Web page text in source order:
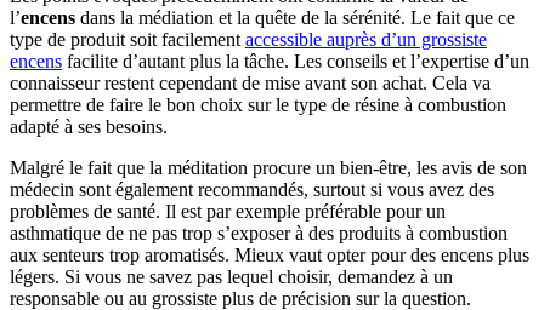
l’encens dans la médiation et la quête de la sérénité. Le fait que ce
type de produit soit facilement accessible auprès d’un grossiste
encens facilite d’autant plus la tâche. Les conseils et l’expertise d’un
connaisseur restent cependant de mise avant son achat. Cela va
permettre de faire le bon choix sur le type de résine à combustion
adapté à ses besoins.
Malgré le fait que la méditation procure un bien-être, les avis de son
médecin sont également recommandés, surtout si vous avez des
problèmes de santé. Il est par exemple préférable pour un
asthmatique de ne pas trop s’exposer à des produits à combustion
aux senteurs trop aromatisés. Mieux vaut opter pour des encens plus
légers. Si vous ne savez pas lequel choisir, demandez à un
responsable ou au grossiste plus de précision sur la question.